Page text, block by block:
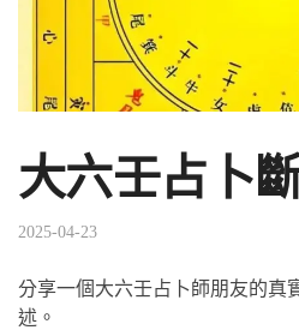
大六壬占卜
2025-04-23
分享一個大六壬占卜師朋友的真
述。